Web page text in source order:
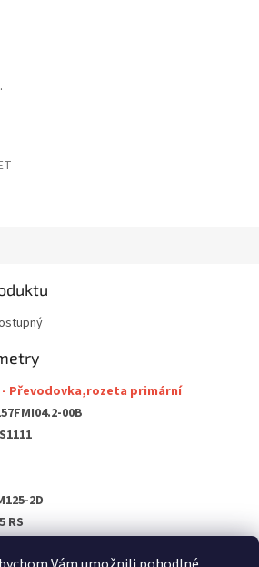
- Převodovka,rozeta primární
00B
2D
RS